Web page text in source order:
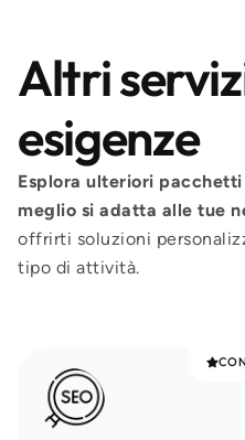
Altri
esigenze
Esplora ulteriori
meglio si adatta alle tue
offrirti soluzioni
tipo di attività.